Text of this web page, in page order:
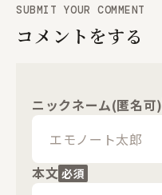
SUBMIT YOUR COMMENT
コメントをする
ニックネーム(匿名可)
本文 必須